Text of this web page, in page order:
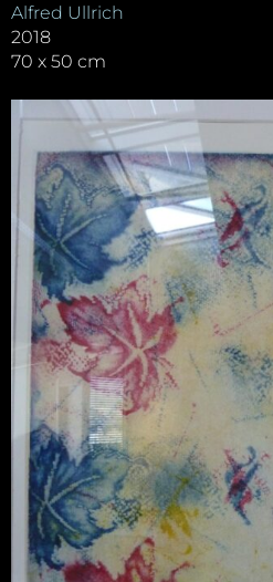
Alfred Ullrich
2018
70 x 50 cm